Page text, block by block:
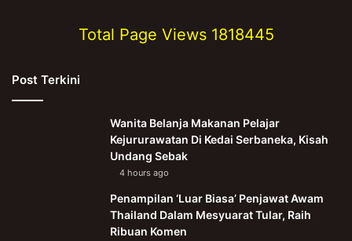
Total Page Views 1818445
Post Terkini
Wanita Belanja Makanan Pelajar
Kejururawatan Di Kedai Serbaneka, Kisah
Undang Sebak
4 hours ago
Penampilan ‘Luar Biasa’ Penjawat Awam
Thailand Dalam Mesyuarat Tular, Raih
Ribuan Komen